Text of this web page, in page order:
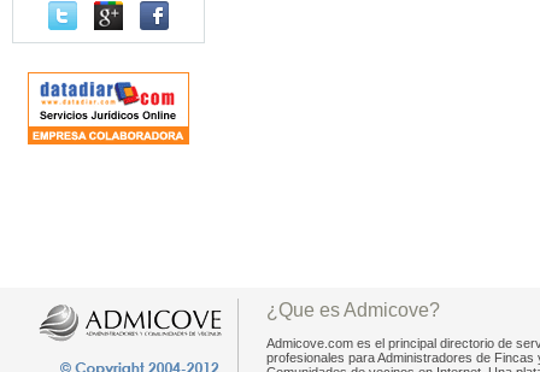
¿Que es Admicove?
Admicove.com es el principal directorio de
profesionales para Administradores de Fincas